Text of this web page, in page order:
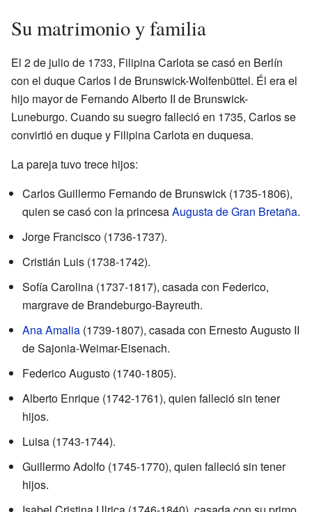
Su matrimonio y familia
El 2 de julio de 1733, Filipina Carlota se casó en Berlín
con el duque Carlos I de Brunswick-Wolfenbüttel. Él era el
hijo mayor de Fernando Alberto II de Brunswick-
Luneburgo. Cuando su suegro falleció en 1735, Carlos se
convirtió en duque y Filipina Carlota en duquesa.
La pareja tuvo trece hijos:
Carlos Guillermo Fernando de Brunswick (1735-1806),
quien se casó con la princesaAugusta de Gran Bretaña.
Jorge Francisco (1736-1737).
Cristián Luis (1738-1742).
Sofía Carolina (1737-1817), casada con Federico,
margrave de Brandeburgo-Bayreuth.
Ana Amalia (1739-1807), casada con Ernesto Augusto II
de Sajonia-Weimar-Eisenach.
Federico Augusto (1740-1805).
Alberto Enrique (1742-1761), quien falleció sin tener
hijos.
Luisa (1743-1744).
Guillermo Adolfo (1745-1770), quien falleció sin tener
hijos.